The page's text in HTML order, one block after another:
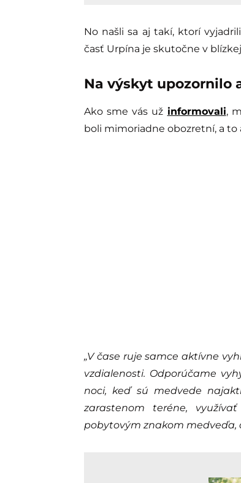
No našli sa aj takí, ktorí
časť Urpína je skutočne v
Na výskyt upozornilo
Ako sme vás už informovali,
boli mimoriadne obozretní, a to
„V čase ruje samce aktívne
vzdialenosti. Odporúčame
noci, keď sú medvede
zarastenom teréne,
pobytovým znakom medveďa,